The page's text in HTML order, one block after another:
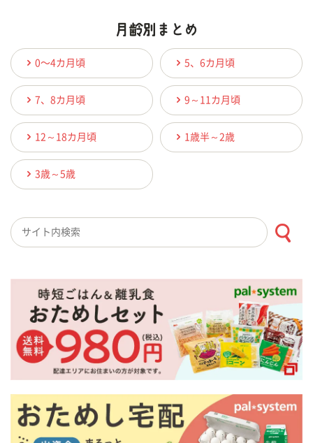
0〜4カ月頃 5、6カ月頃
7、8カ月頃 9～11カ月頃
12～18カ月頃 1歳半～2歳
3歳～5歳
検索キーワード入力